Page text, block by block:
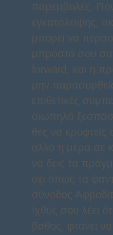
παρεμβολές.
εγκατάλειψης,
μπορεί να
μπροστά σου
forward, και η
μην
επιθετικές
σιωπηλά
θες να κρυφτείς
αλλά η μέρα σε
να δεις τα
όχι όπως τα
σύνοδος
Ιχθύς σου λέει
βάθος, φτάνει